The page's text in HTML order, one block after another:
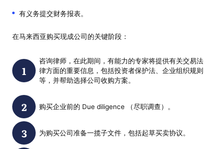
有义务提交财务报表。
在马来西亚购买现成公司的关键阶段：
咨询律师，在此期间，有能力的专家将提供有关交易法
律方面的重要信息，包括投资者保护法、企业组织规则
等，并帮助选择公司收购方案。
购买企业前的 Due diligence （尽职调查）。
为购买公司准备一揽子文件，包括起草买卖协议。